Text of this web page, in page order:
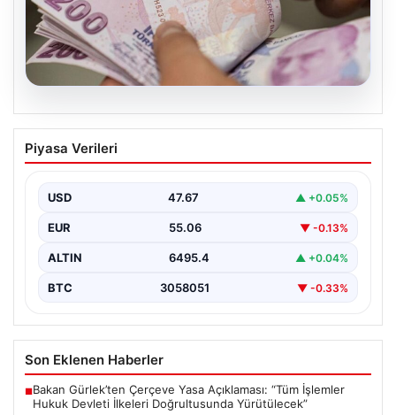
05.08.2026
2026 Kurban Bayramı Emekli
İkramiyeleri Ne Zaman Ödenecek?
milyon emekli vatandaşın gözü kulağı bayram
ikramiyesi…
Piyasa Verileri
USD 47.67 ▲ +0.05%
EUR 55.06 ▼ -0.13%
ALTIN 6495.4 ▲ +0.04%
BTC 3058051 ▼ -0.33%
Son Eklenen Haberler
■Bakan Gürlek’ten Çerçeve Yasa Açıklaması: “Tüm İşlemler
Hukuk Devleti İlkeleri Doğrultusunda Yürütülecek”